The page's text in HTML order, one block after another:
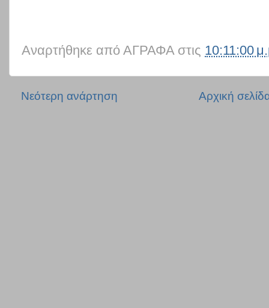
Αναρτήθηκε από ΑΓΡΑΦΑ στις 10:11:00
Νεότερη ανάρτηση Αρχική